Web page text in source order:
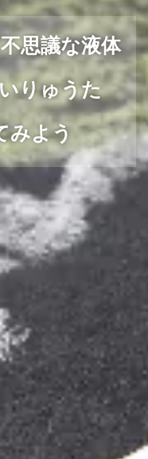
思議な液体
りゅうた
みよう